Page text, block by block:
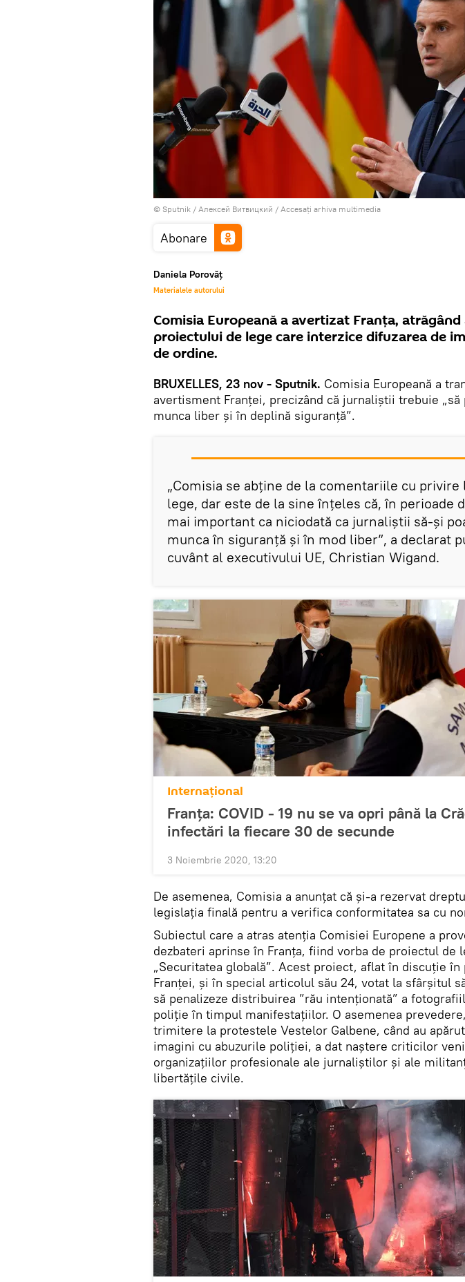
© Sputnik / Алексей Витвицкий / Accesați arhiva multimedia
Abonare
Daniela Porovăț
Materialele autorului
Comisia Europeană a avertizat Franța,
proiectului de lege care interzice difuzarea de
de ordine.
BRUXELLES, 23 nov - Sputnik. Comisia Europeană a
avertisment Franței, precizând că jurnaliştii trebuie „să
munca liber şi în deplină siguranţă”.
„Comisia se abţine de la comentariile cu privire
lege, dar este de la sine înţeles că, în perioade
mai important ca niciodată ca jurnaliştii să-şi
munca în siguranţă şi în mod liber”, a declarat
cuvânt al executivului UE, Christian Wigand.
Internaţional
Franța: COVID - 19 nu se va opri până la
infectări la fiecare 30 de secunde
3 Noiembrie 2020, 13:20
De asemenea, Comisia a anunțat că și-a rezervat
legislaţia finală pentru a verifica conformitatea sa cu
Subiectul care a atras atenția Comisiei Europene a
dezbateri aprinse în Franța, fiind vorba de proiectul de
„Securitatea globală”. Acest proiect, aflat în discuţie
Franţei, şi în special articolul său 24, votat la sfârșitul
să penalizeze distribuirea ”rău intenţionată” a
poliţie în timpul manifestaţiilor. O asemenea
trimitere la protestele Vestelor Galbene, când au
imagini cu abuzurile poliției, a dat naștere criticilor
organizaţiilor profesionale ale jurnaliştilor şi ale
libertăţile civile.